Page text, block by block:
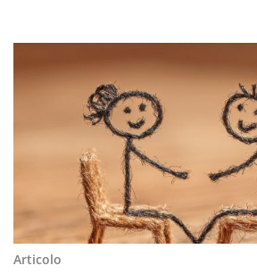
Articolo